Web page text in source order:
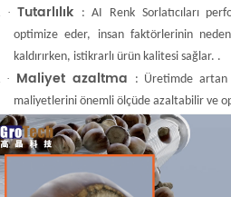
·Tutarlılık
: AI Renk Sorlatıcıları
optimize eder, insan faktörlerinin
kaldırırken, istikrarlı ürün kalitesi sağlar. .
· Maliyet azaltma
: Üretimde artan
maliyetlerini önemli ölçüde azaltabilir ve